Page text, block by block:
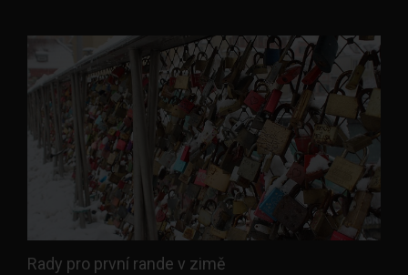
Rady pro první rande v zimě